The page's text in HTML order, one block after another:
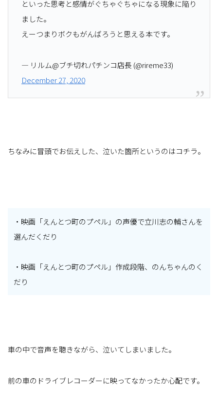
といった思考と感情がぐちゃぐちゃになる現象に陥り
ました。
えーつまりボクもがんばろうと思える本です。
— リルム@ブチ切れパチンコ店長 (@rireme33)
December 27, 2020
ちなみに冒頭でお伝えした、泣いた箇所というのはコチラ。
・映画「えんとつ町のプペル」の声優で立川志の輔さんを
選んだくだり
・映画「えんとつ町のプペル」作成段階、のんちゃんのく
だり
車の中で音声を聴きながら、泣いてしまいました。
前の車のドライブレコーダーに映ってなかったか心配です。